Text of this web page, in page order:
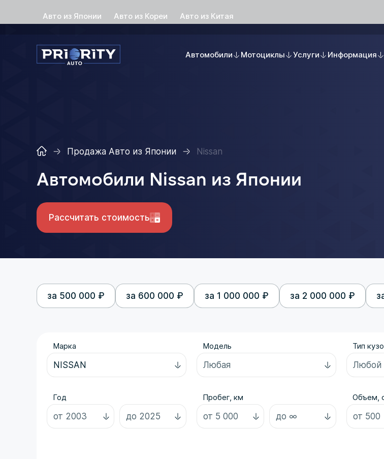
Авто из Японии Авто из Кореи Авто из Китая
Автомобили Мотоциклы Услуги Информация
Продажа Авто из Японии Nissan
Автомобили Nissan из Японии
Рассчитать стоимость
за 500 000 ₽ за 600 000 ₽ за 1 000 000 ₽ за 2 000 000 ₽
Марка Модель Тип
Год Пробег, км Объем,